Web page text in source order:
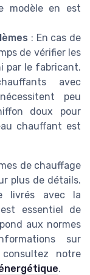
modèle en est
: En cas de
de vérifier les
par le fabricant.
avec
peu
doux pour
chauffant est
de chauffage
plus de détails.
livrés avec la
essentiel de
aux normes
sur
notre
.